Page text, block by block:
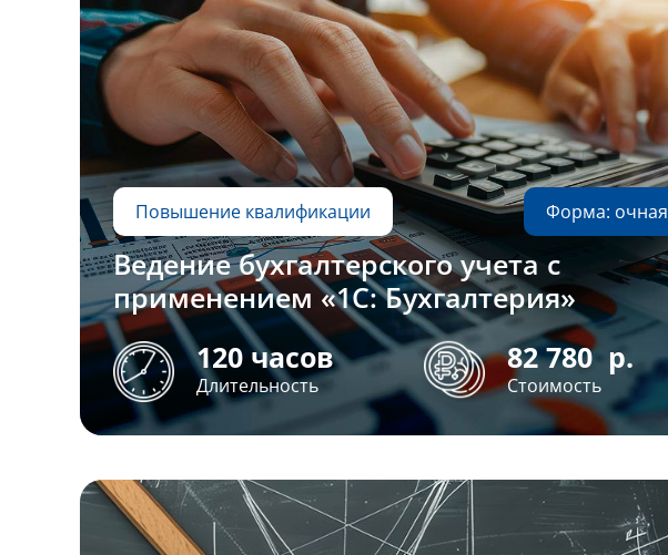
Повышение квалификации Форма: очная
Ведение бухгалтерского учета с
применением «1С: Бухгалтерия»
120 часов
Длительность
82 780р.
Стоимость